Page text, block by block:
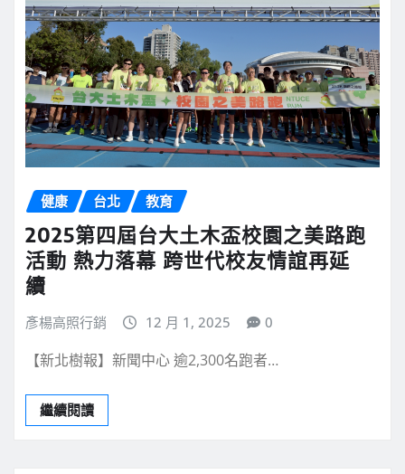
健康 台北 教育
2025第四屆台大土木盃校園之美路跑
活動 熱力落幕 跨世代校友情誼再延
續
彥楊高照行銷 12 月 1, 2025 0
【新北樹報】新聞中心 逾2,300名跑者…
繼續閱讀